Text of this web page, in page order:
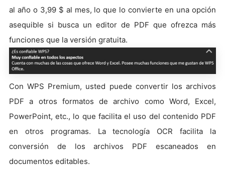
al año o 3,99 $ al mes, lo que lo convierte en una opción
asequible si busca un editor de PDF que ofrezca más
funciones que la versión gratuita.
Con WPS Premium, usted puede convertir los archivos
PDF a otros formatos de archivo como Word, Excel,
PowerPoint, etc., lo que facilita el uso del contenido PDF
en otros programas. La tecnología OCR facilita la
conversión de los archivos PDF escaneados en
documentos editables.